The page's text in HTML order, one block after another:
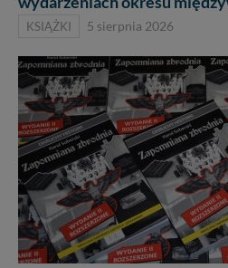
KSIĄŻKI 5 sierpnia 2026